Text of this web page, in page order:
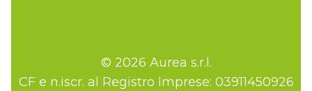
© 2026 Aurea s.r.l.
CF e n.iscr. al Registro Imprese: 03911450926